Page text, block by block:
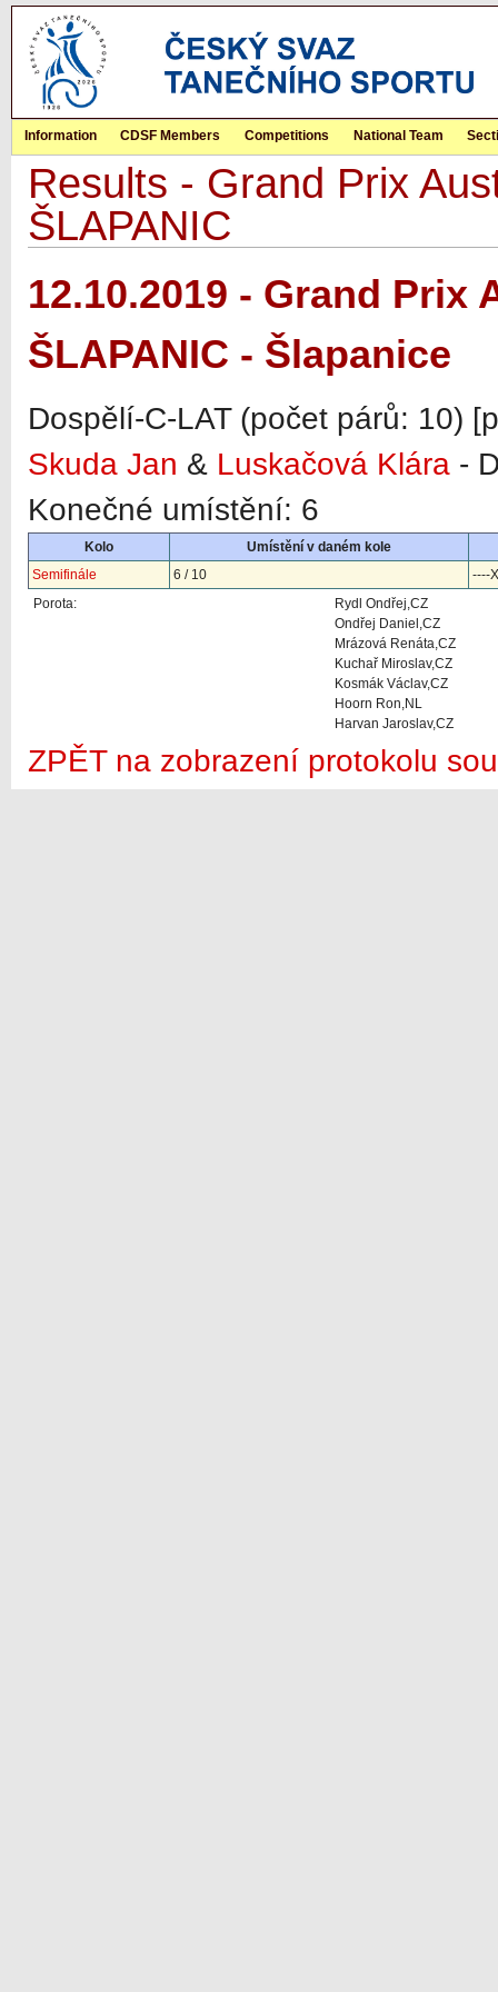
Information CDSF Members Competitions National Team
Results - Grand Prix
ŠLAPANIC
12.10.2019 - Grand Prix
ŠLAPANIC - Šlapanice
Dospělí-C-LAT (počet párů: 10)
Skuda Jan & Luskačová Klára -
Konečné umístění: 6
Kolo Umístění v daném kole
Semifinále
6 / 10
----
Porota:
Rydl Ondřej,CZ
Ondřej Daniel,CZ
Mrázová Renáta,CZ
Kuchař Miroslav,CZ
Kosmák Václav,CZ
Hoorn Ron,NL
Harvan Jaroslav,CZ
ZPĚT na zobrazení protokolu